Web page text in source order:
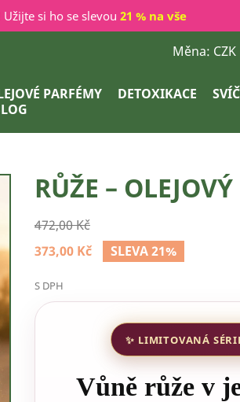
si ho se slevou 21 % na vše
Měna: CZK
PARFÉMY DETOXIKACE
RŮŽE –
472,00 Kč
373,00 Kč
SLEVA 21%
S DPH
✨ LIMITOVANÁ
Vůně růže v